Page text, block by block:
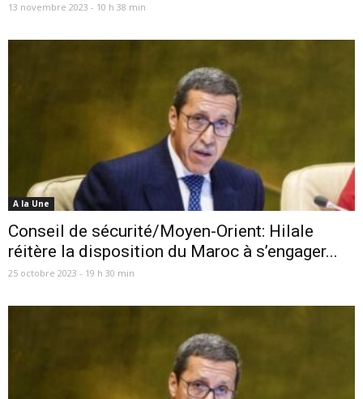
13 novembre 2023 - 10 h 38 min
A la Une
Conseil de sécurité/Moyen-Orient: Hilale
réitère la disposition du Maroc à s’engager...
25 octobre 2023 - 19 h 30 min